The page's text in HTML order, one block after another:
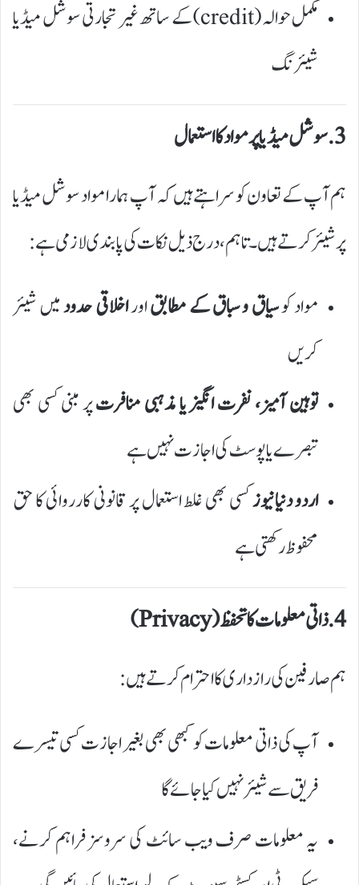
مکمل حوالہ (credit) کے ساتھ غیر تجارتی سوشل میڈیا
شیئرنگ
3. سوشل میڈیا پر مواد کا استعمال
ہم آپ کے تعاون کو سراہتے ہیں کہ آپ ہمارا مواد سوشل میڈیا
پر شیئر کرتے ہیں۔ تاہم، درج ذیل نکات کی پابندی لازمی ہے:
مواد کوسیاق و سباق کے مطابقاوراخلاقی حدودمیں شیئر
کریں
توہین آمیز، نفرت انگیز یا مذہبی منافرتپر مبنی کسی بھی
تبصرے یا پوسٹ کی اجازت نہیں ہے
اردو دنیا نیوزکسی بھی غلط استعمال پر قانونی کارروائی کا حق
محفوظ رکھتی ہے
4. ذاتی معلومات کا تحفظ (Privacy)
ہم صارفین کی رازداری کا احترام کرتے ہیں:
آپ کی ذاتی معلومات کو کبھی بھی بغیر اجازت کسی تیسرے
فریق سے شیئر نہیں کیا جائے گا
یہ معلومات صرف ویب سائٹ کی سروسز فراہم کرنے،